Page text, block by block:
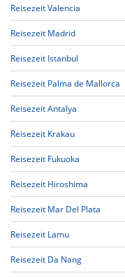
Reisezeit Valencia
Reisezeit Madrid
Reisezeit Istanbul
Reisezeit Palma de Mallorca
Reisezeit Antalya
Reisezeit Krakau
Reisezeit Fukuoka
Reisezeit Hiroshima
Reisezeit Mar Del Plata
Reisezeit Lamu
Reisezeit Da Nang